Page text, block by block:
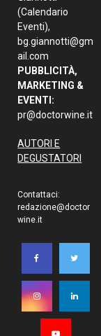
(Calendario
Eventi),
bg.giannotti@gm
ail.com
PUBBLICITÀ,
MARKETING &
EVENTI:
pr@doctorwine.it
AUTORI E
DEGUSTATORI
Contattaci:
redazione@doctor
wine.it